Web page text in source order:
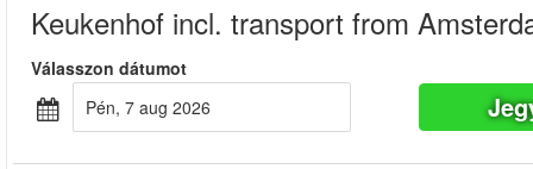
Keukenhof incl. transport from
Válasszon dátumot
pén, 7 aug 2026